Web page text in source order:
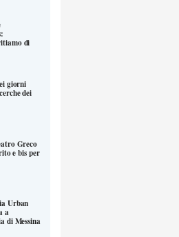
di
giorni
dei
Greco
e bis per
Urban
a
di Messina